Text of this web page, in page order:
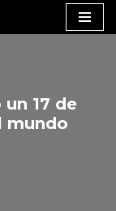
un 17 de
mundo